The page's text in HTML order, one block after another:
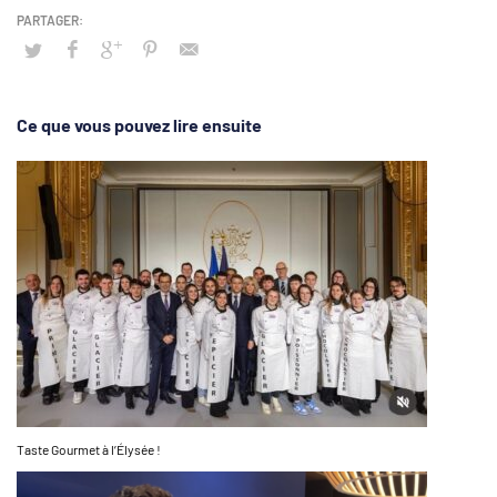
Ce que vous pouvez lire ensuite
Taste Gourmet à l’Élysée !